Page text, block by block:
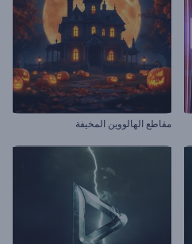
مقاطع الهالووين المخيفة